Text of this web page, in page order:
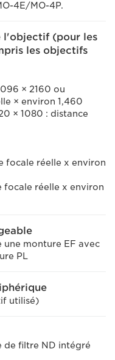
4E/MO-4P.
l'objectif (pour les
les objectifs
× 2160 ou
× environ 1,460
× 1080 : distance
focale réelle x environ
focale réelle x environ
monture EF avec
PL
utilisé)
de filtre ND intégré